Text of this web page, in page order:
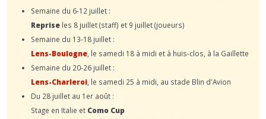
Semaine du 6-12 juillet :
Reprise les 8 juillet (staff) et 9 juillet (joueurs)
Semaine du 13-18 juillet :
Lens-Boulogne , le samedi 18 à midi et à huis-clos, à la Gaillette
Semaine du 20-26 juillet :
Lens-Charleroi , le samedi 25 à midi, au stade Blin d'Avion
Du 28 juillet au 1er août :
Stage en Italie et Como Cup